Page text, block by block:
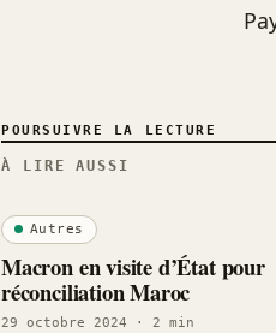
POURSUIVRE LA LECTURE
À LIRE AUSSI
Autres
Macron en visite d’État pour
réconciliation Maroc
29 octobre 2024 · 2 min